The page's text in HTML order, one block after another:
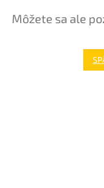
Môžete sa ale